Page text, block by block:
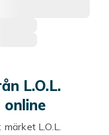
L.O.L.
L.O.L.